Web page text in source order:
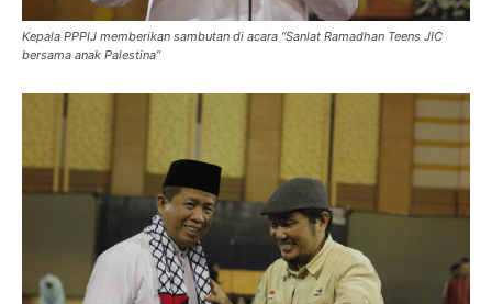
Kepala PPPIJ memberikan sambutan di acara “Sanlat Ramadhan Teens JIC
bersama anak Palestina”